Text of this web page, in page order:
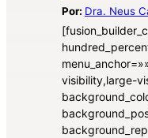
Por: Dra. Neus
visibility,large-